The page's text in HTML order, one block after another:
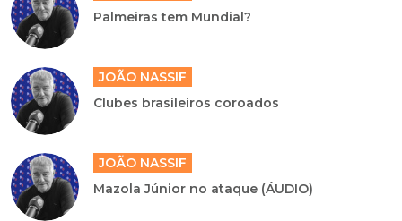
Palmeiras tem Mundial?
JOÃO NASSIF
Clubes brasileiros coroados
JOÃO NASSIF
Mazola Júnior no ataque (ÁUDIO)